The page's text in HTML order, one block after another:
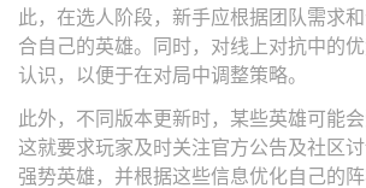
此，在选人阶段，新手应根据团队需求
合自己的英雄。同时，对线上对抗中的
认识，以便于在对局中调整策略。
此外，不同版本更新时，某些英雄可能会
这就要求玩家及时关注官方公告及社区
强势英雄，并根据这些信息优化自己的